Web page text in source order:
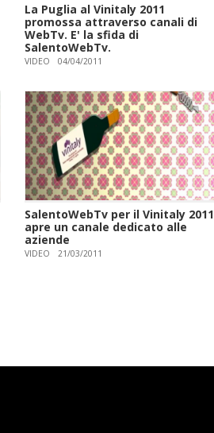
La Puglia al Vinitaly 2011
promossa attraverso canali di
WebTv. E' la sfida di
SalentoWebTv.
VIDEO 04/04/2011
SalentoWebTv per il Vinitaly 2011
apre un canale dedicato alle
aziende
VIDEO 21/03/2011